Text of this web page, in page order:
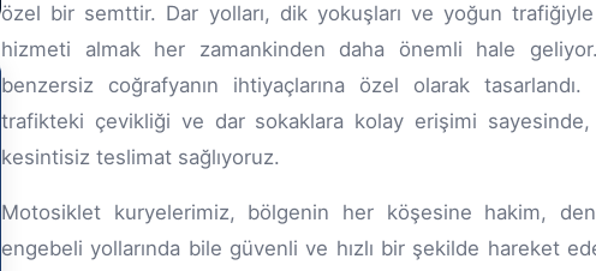
özel bir semttir. Dar yolları, dik yokuşları ve yoğun
hizmeti almak her zamankinden daha önemli hale
benzersiz coğrafyanın ihtiyaçlarına özel olarak
trafikteki çevikliği ve dar sokaklara kolay erişimi
kesintisiz teslimat sağlıyoruz.
Motosiklet kuryelerimiz, bölgenin her köşesine hakim,
engebeli yollarında bile güvenli ve hızlı bir şekilde hareket